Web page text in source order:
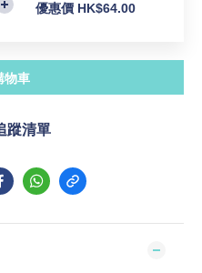
優惠價 HK$64.00
物車
蹤清單